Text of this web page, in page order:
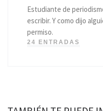
Estudiante de
escribir. Y como dijo
permiso.
24 ENTRADAS